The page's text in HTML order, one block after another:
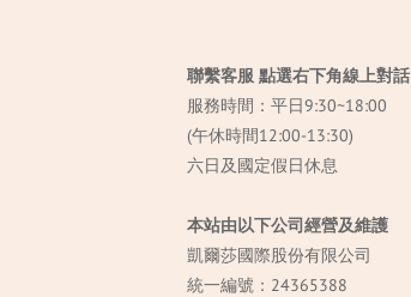
聯繫客服 點選右下角線上對話
服務時間：平日9:30~18:00
(午休時間12:00-13:30)
六日及國定假日休息
本站由以下公司經營及維護
凱爾莎國際股份有限公司
統一編號：24365388